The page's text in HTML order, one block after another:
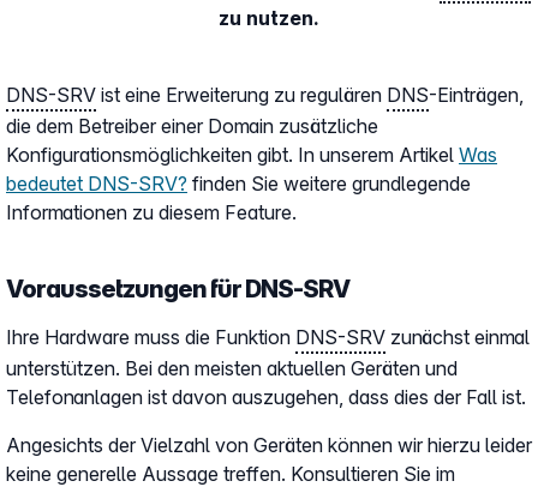
zu nutzen.
DNS-SRV ist eine Erweiterung zu regulären DNS-Einträgen,
die dem Betreiber einer Domain zusätzliche
Konfigurationsmöglichkeiten gibt. In unserem Artikel Was
bedeutet DNS-SRV? finden Sie weitere grundlegende
Informationen zu diesem Feature.
Voraussetzungen für DNS-SRV
Ihre Hardware muss die Funktion DNS-SRV zunächst einmal
unterstützen. Bei den meisten aktuellen Geräten und
Telefonanlagen ist davon auszugehen, dass dies der Fall ist.
Angesichts der Vielzahl von Geräten können wir hierzu leider
keine generelle Aussage treffen. Konsultieren Sie im